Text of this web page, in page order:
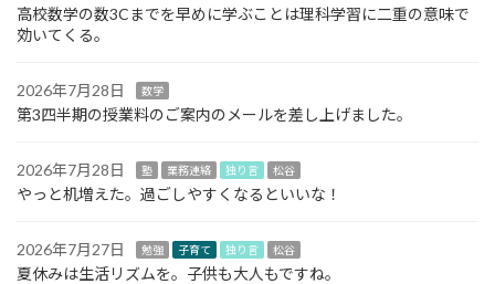
高校数学の数3Cまでを早めに学ぶことは理科学習に二重の意味で
効いてくる。
2026年7月28日 数学
第3四半期の授業料のご案内のメールを差し上げました。
2026年7月28日 塾 業務連絡 独り言 松谷
やっと机増えた。過ごしやすくなるといいな！
2026年7月27日 勉強 子育て 独り言 松谷
夏休みは生活リズムを。子供も大人もですね。